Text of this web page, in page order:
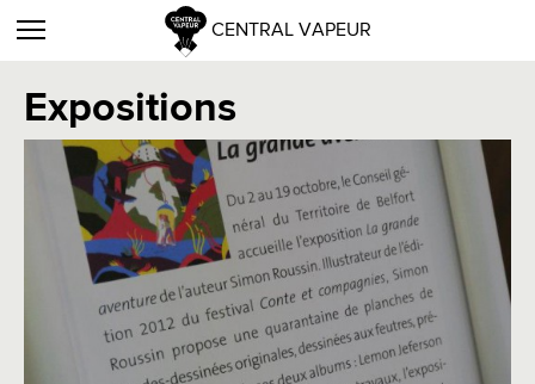
CENTRAL VAPEUR
Expositions